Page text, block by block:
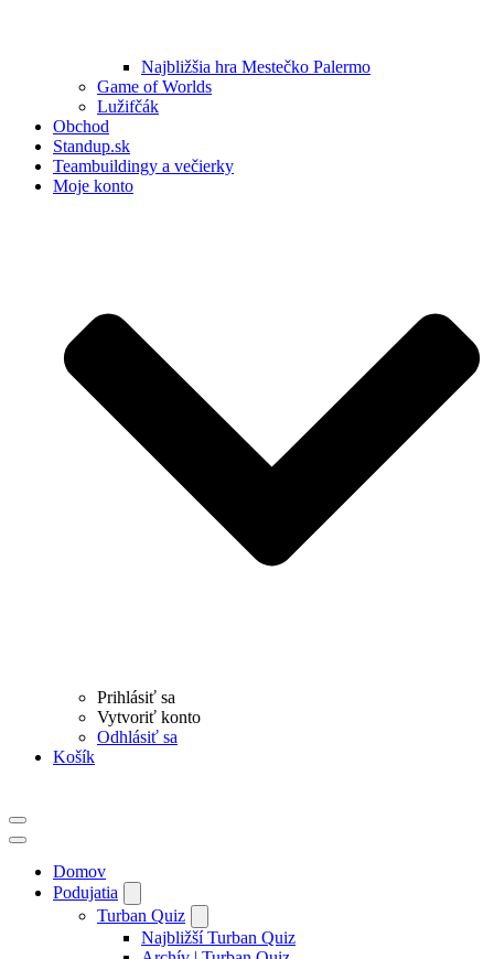
Najbližšia hra Mestečko Palermo
Game of Worlds
Lužifčák
Obchod
Standup.sk
Teambuildingy a večierky
Moje konto
Prihlásiť sa
Vytvoriť konto
Odhlásiť sa
Košík
Menu
navigácie
Menu
navigácieDomov
Podujatia
Turban Quiz
Najbližší Turban Quiz